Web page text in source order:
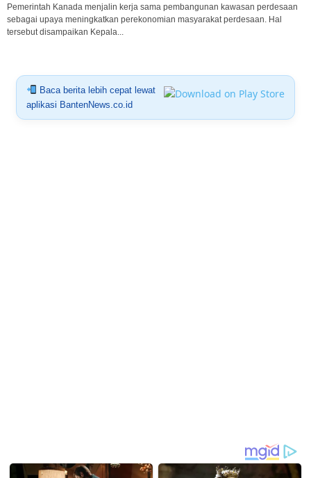
Pemerintah Kanada menjalin kerja sama pembangunan kawasan perdesaan
sebagai upaya meningkatkan perekonomian masyarakat perdesaan. Hal
tersebut disampaikan Kepala...
Baca berita lebih cepat lewat
aplikasi BantenNews.co.id